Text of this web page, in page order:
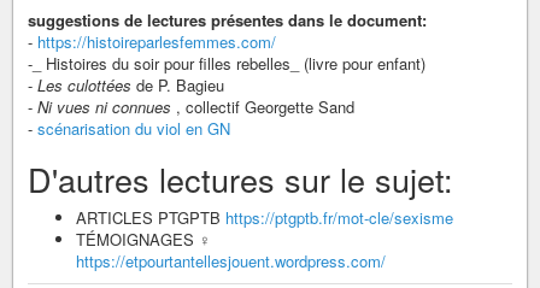
suggestions de lectures présentes dans le document:
- https://histoireparlesfemmes.com/
-_ Histoires du soir pour filles rebelles_ (livre pour enfant)
- Les culottées de P. Bagieu
- Ni vues ni connues , collectif Georgette Sand
- scénarisation du viol en GN
D'autres lectures sur le sujet:
ARTICLES PTGPTB https://ptgptb.fr/mot-cle/sexisme
TÉMOIGNAGES ♀
https://etpourtantellesjouent.wordpress.com/